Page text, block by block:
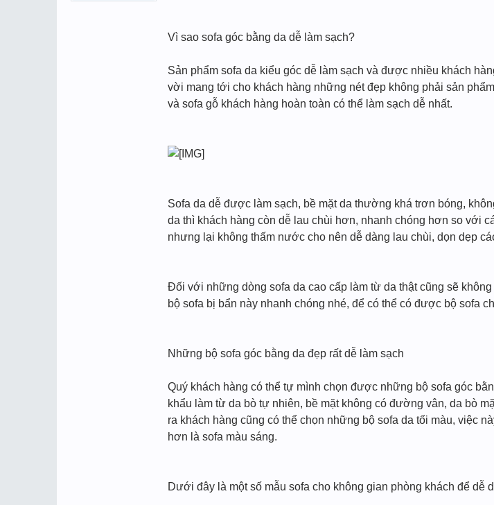
Vì sao sofa góc bằng da dễ làm sạch?
Sản phẩm sofa da kiểu góc dễ làm sạch và được nhiều khách
vời mang tới cho khách hàng những nét đẹp không phải sản
và sofa gỗ khách hàng hoàn toàn có thể làm sạch dễ nhất.
Sofa da dễ được làm sạch, bề mặt da thường khá trơn bóng,
da thì khách hàng còn dễ lau chùi hơn, nhanh chóng hơn so với
nhưng lại không thấm nước cho nên dễ dàng lau chùi, dọn dẹp
Đối với những dòng sofa da cao cấp làm từ da thật cũng sẽ
bộ sofa bị bẩn này nhanh chóng nhé, để có thể có được bộ sofa
Những bộ sofa góc bằng da đẹp rất dễ làm sạch
Quý khách hàng có thể tự mình chọn được những bộ sofa góc
khẩu làm từ da bò tự nhiên, bề mặt không có đường vân, da bò
ra khách hàng cũng có thể chọn những bộ sofa da tối màu, việc
hơn là sofa màu sáng.
Dưới đây là một số mẫu sofa cho không gian phòng khách để dễ